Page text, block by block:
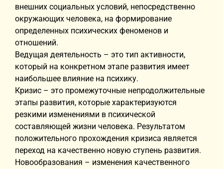
внешних социальных условий, непосредственно
окружающих человека, на формирование
определенных психических феноменов и
отношений.
Ведущая деятельность – это тип активности,
который на конкретном этапе развития имеет
наибольшее влияние на психику.
Кризис – это промежуточные непродолжительные
этапы развития, которые характеризуются
резкими изменениями в психической
составляющей жизни человека. Результатом
положительного прохождения кризиса является
переход на качественно новую ступень развития.
Новообразования – изменения качественного